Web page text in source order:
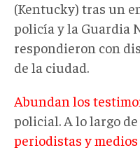
(Kentucky) tras un
policía y la Guardia
respondieron con
de la ciudad.
Abundan los
policial. A lo largo
periodistas y